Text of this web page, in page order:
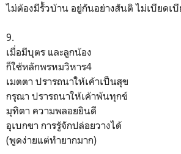
ไม่ต้องมีรั้วบ้าน อยู่กันอย่างสันติ ไม่เบียดเ
9.
เมื่อมีบุตร และลูกน้อง
ก็ใช้หลักพรหมวิหาร4
เมตตา ปรารถนาให้เค้าเป็นสุข
กรุณา ปรารถนาให้เค้าพ้นทุกข์
มุทิตา ความพลอยยินดี
อุเบกขา การรู้จักปล่อยวางได้
(พูดง่ายแต่ทำยากมาก)